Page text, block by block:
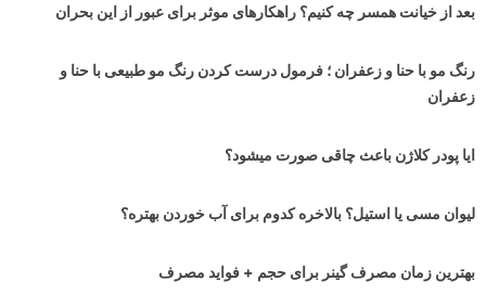
بعد از خیانت همسر چه کنیم؟ راهکارهای موثر برای عبور از این بحران
رنگ مو با حنا و زعفران ؛ فرمول درست کردن رنگ مو طبیعی با حنا و
زعفران
ایا پودر کلاژن باعث چاقی صورت میشود؟
لیوان مسی یا استیل؟ بالاخره کدوم برای آب خوردن بهتره؟
بهترین زمان مصرف گینر برای حجم + فواید مصرف